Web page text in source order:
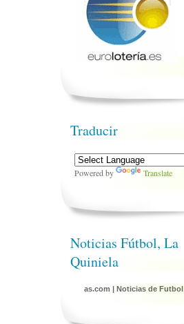
Traducir
Powered by Translate
Noticias Fútbol, La
Quiniela
as.com | Noticias de Futbol